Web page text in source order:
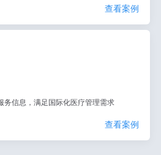
查看案例
务信息，满足国际化医疗管理需求
查看案例